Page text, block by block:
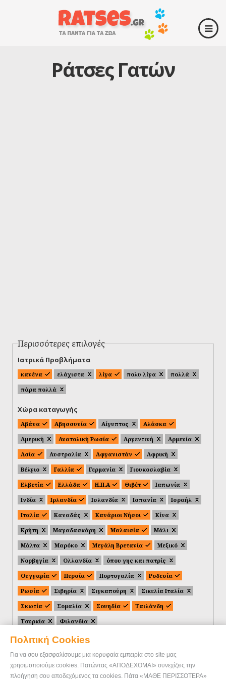
Πολιτική Cookies
Για να σου εξασφαλίσουμε μια κορυφαία εμπειρία στο site μας
χρησιμοποιούμε cookies. Πατώντας «ΑΠΟΔΕΧΟΜΑΙ» συνεχίζεις την
πλοήγηση σου αποδεχόμενος τα cookies. Πάτα «ΜΑΘΕ ΠΕΡΙΣΣΟΤΕΡΑ»
Ράτσες Γατών
Περισσότερες επιλογές
Ιατρικά Προβλήματα
κανένα ελάχιστα λίγα πολυ λίγα
πολλά
πάρα πολλά
Χώρα καταγωγής
Αβάνα Αβησσυνία Αίγυπτος
Αλάσκα
Αμερική
Ανατολική Ρωσία Αργεντινή
Αρμενία
Ασία
Αυστραλία Αφγανιστάν
Αφρική
Βέλγιο
Γαλλία Γερμανία
Γιουκοσλαβία
Ελβετία
Ελλάδα Η.Π.Α Θιβέτ
Ιαπωνία
Ινδία
Ιρλανδία Ισλανδία Ισπανία
Ισραήλ
Ιταλία
Καναδάς Κανάριοι Νήσοι
Κίνα
Κρήτη
Μαγαδασκάρη Μαλαισία
Μάλι
Μάλτα
Μαρόκο Μεγάλη Βρετανία
Μεξικό
Νορβηγία
Ολλανδία
όπου γης και πατρίς
Ουγγαρία
Περσία Πορτογαλία
Ροδεσία
Ρωσία
Σιβηρία Σιγκαπούρη
Σικελία Ιταλία
Σκωτία
Σομαλία Σουηδία
Ταιλάνδη
Τουρκία
Φιλανδία